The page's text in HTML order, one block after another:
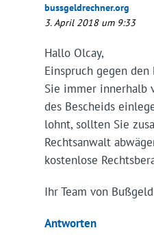
bussgeldrechner.org
3. April 2018 um 9:33
Hallo Olcay,
Einspruch gegen
Sie immer innerhalb
des Bescheids
lohnt, sollten Sie
Rechtsanwalt
kostenlose
Ihr Team von
Antworten